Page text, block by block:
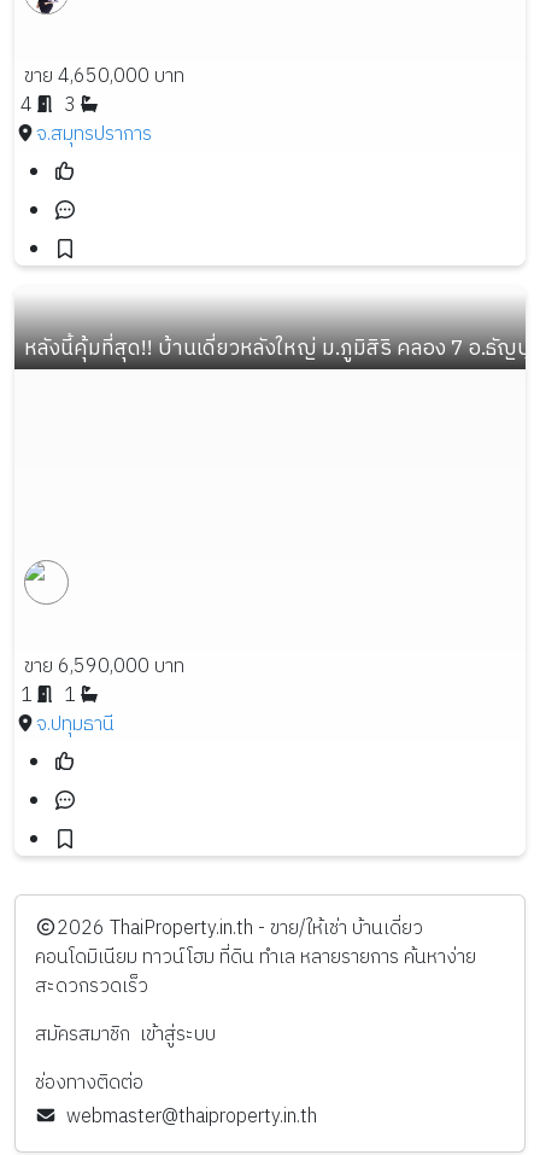
ขาย 4,650,000 บาท
4
3
จ.สมุทรปราการ
หลังนี้คุ้มที่สุด!! บ้านเดี่ยวหลังใหญ่ ม.ภูมิสิริ คลอง 7 อ.ธัญบุ
ขาย 6,590,000 บาท
1
1
จ.ปทุมธานี
️2026 ThaiProperty.in.th - ขาย/ให้เช่า บ้านเดี่ยว
คอนโดมิเนียม ทาวน์โฮม ที่ดิน ทำเล หลายรายการ ค้นหาง่าย
สะดวกรวดเร็ว
สมัครสมาชิก เข้าสู่ระบบ
ช่องทางติดต่อ
webmaster@thaiproperty.in.th